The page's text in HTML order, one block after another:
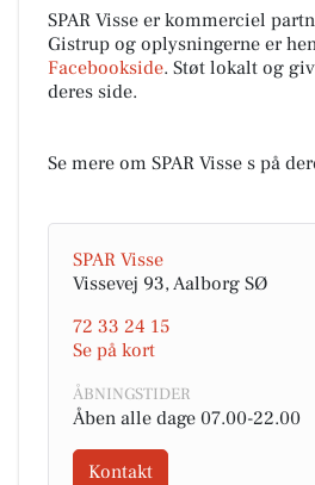
SPAR Visse er kommerciel
Gistrup og oplysningerne er
Facebookside. Støt lokalt og
deres side.
Se mere om SPAR Visse s på
SPAR Visse
Vissevej 93, Aalborg SØ
72 33 24 15
Se på kort
ÅBNINGSTIDER
Åben alle dage 07.00-22.00
Kontakt